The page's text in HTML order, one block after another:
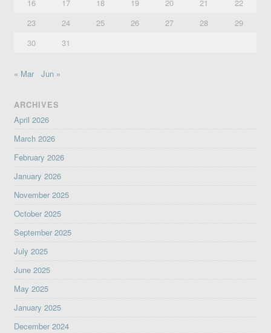
16
17 18 19 20 21
22
23
24 25 26 27 28
29
30
31
« Mar Jun »
ARCHIVES
April 2026
March 2026
February 2026
January 2026
November 2025
October 2025
September 2025
July 2025
June 2025
May 2025
January 2025
December 2024